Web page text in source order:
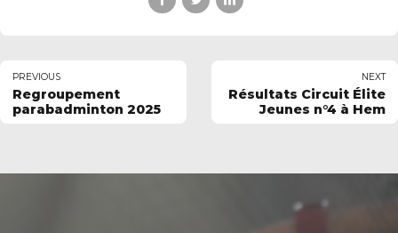
PREVIOUS
Regroupement
parabadminton 2025
NEXT
Résultats Circuit Élite
Jeunes n°4 à Hem